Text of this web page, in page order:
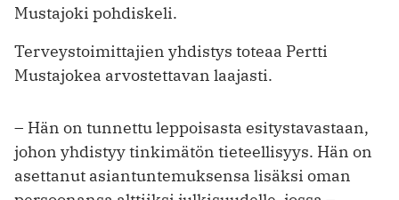
Mustajoki pohdiskeli.
Terveystoimittajien yhdistys toteaa Pertti
Mustajokea arvostettavan laajasti.
– Hän on tunnettu leppoisasta esitystavastaan,
johon yhdistyy tinkimätön tieteellisyys. Hän on
asettanut asiantuntemuksensa lisäksi oman